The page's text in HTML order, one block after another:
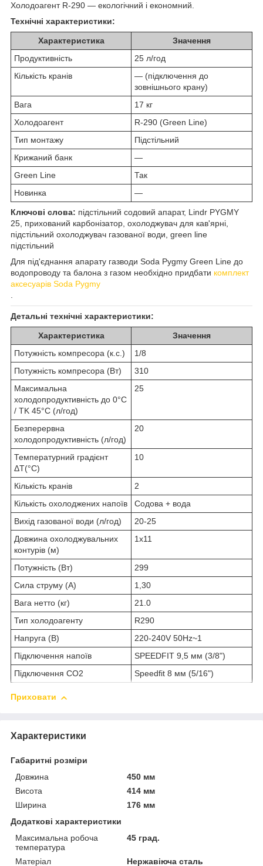
Холодоагент R-290 — екологічний і економний.
Технічні характеристики:
Характеристика
Значення
Продуктивність
25 л/год
Кількість кранів
— (підключення до
зовнішнього крану)
Вага
17 кг
Холодоагент
R-290 (Green Line)
Тип монтажу
Підстільний
Крижаний банк
—
Green Line
Так
Новинка
—
Ключові слова: підстільний содовий апарат, Lindr PYGMY
25, прихований карбонізатор, охолоджувач для кав'ярні,
підстільний охолоджувач газованої води, green line
підстільний
Для під'єднання апарату газводи Soda Pygmy Green Line до
водопроводу та балона з газом необхідно придбати комплект
аксесуарів Soda Pygmy
.
Детальні технічні характеристики:
Характеристика
Значення
Потужність компресора (к.с.)
1/8
Потужність компресора (Вт)
310
Максимальна
холодопродуктивність до 0°C
/ TK 45°C (л/год)
25
Безперервна
холодопродуктивність (л/год)
20
Температурний градієнт
ΔT(°C)
10
Кількість кранів
2
Кількість охолоджених напоїв
Содова + вода
Вихід газованої води (л/год)
20-25
Довжина охолоджувальних
контурів (м)
1x11
Потужність (Вт)
299
Сила струму (А)
1,30
Вага нетто (кг)
21.0
Тип холодоагенту
R290
Напруга (В)
220-240V 50Hz~1
Підключення напоїв
SPEEDFIT 9,5 мм (3/8")
Підключення CO2
Speedfit 8 мм (5/16")
Приховати
Характеристики
Габаритні розміри
Довжина
450 мм
Висота
414 мм
Ширина
176 мм
Додаткові характеристики
Максимальна робоча
температура
45 град.
Матеріал Нержавіюча сталь